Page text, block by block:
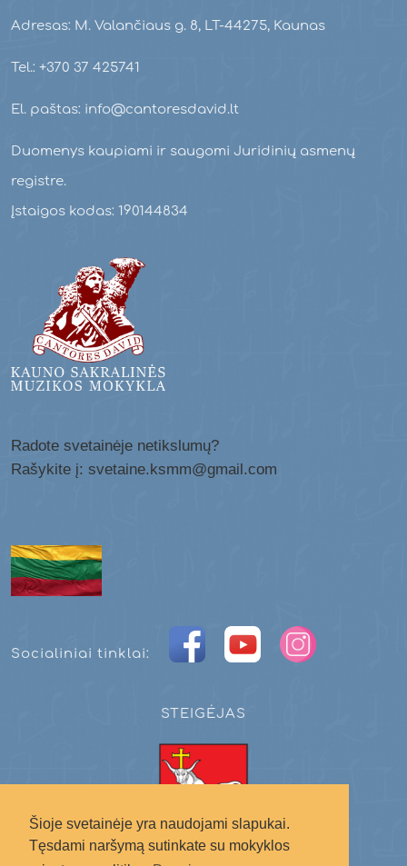
Šioje svetainėje yra naudojami slapukai.
Tęsdami naršymą sutinkate su mokyklos
Adresas: M. Valančiaus g. 8, LT-44275, Kaunas
Tel.: +370 37 425741
El. paštas: info@cantoresdavid.lt
Duomenys kaupiami ir saugomi Juridinių asmenų
registre.
Įstaigos kodas: 190144834
Radote svetainėje netikslumų?
Rašykite į: svetaine.ksmm@gmail.com
Socialiniai tinklai:
STEIGĖJAS